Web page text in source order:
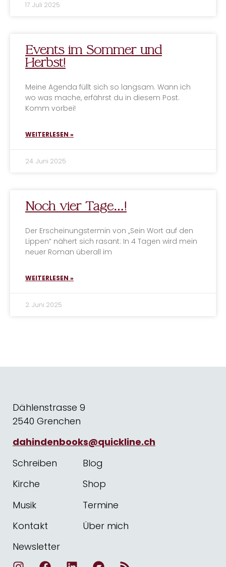
17. Juli 2025
Events im Sommer und
Herbst!
Meine Agenda füllt sich so langsam. Wann ich
wo was mache, erfährst du in diesem Post.
Komm vorbei!
WEITERLESEN »
24. Juni 2025
Noch vier Tage…!
Der Erscheinungstermin von „Sein Wort auf den
Lippen“ nähert sich rasant: In 4 Tagen wird mein
neuer Roman überall im
WEITERLESEN »
2. Juni 2025
Dählenstrasse 9
2540 Grenchen
dahindenbooks@quickline.ch
Schreiben
Kirche
Musik
Kontakt
Newsletter
Blog
Shop
Termine
Über mich